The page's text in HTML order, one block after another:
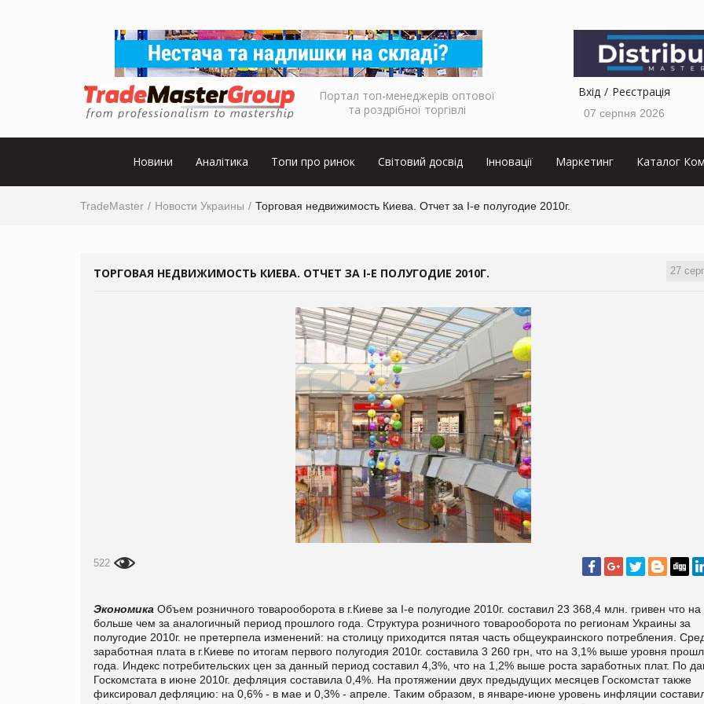
Портал топ-менеджерів оптової
та роздрібної торгівлі
Вхід Реєстрація
07 серпня 2026
Новини Аналітика Топи про ринок Світовий досвід Інновації Маркетинг Каталог
TradeMaster Новости Украины Торговая недвижимость Киева. Отчет за І-е полугодие 2010г.
27
ТОРГОВАЯ НЕДВИЖИМОСТЬ КИЕВА. ОТЧЕТ ЗА І-Е ПОЛУГОДИЕ 2010Г.
522
Экономика Объем розничного товарооборота в г.Киеве за І-е полугодие 2010г. составил 23 368,4 млн. гривен что
больше чем за аналогичный период прошлого года. Структура розничного товарооборота по регионам Украины за
полугодие 2010г. не претерпела изменений: на столицу приходится пятая часть общеукраинского потребления.
заработная плата в г.Киеве по итогам первого полугодия 2010г. составила 3 260 грн, что на 3,1% выше уровня
года. Индекс потребительских цен за данный период составил 4,3%, что на 1,2% выше роста заработных плат. По
Госкомстата в июне 2010г. дефляция составила 0,4%. На протяжении двух предыдущих месяцев Госкомстат также
фиксировал дефляцию: на 0,6% - в мае и 0,3% - апреле. Таким образом, в январе-июне уровень инфляции